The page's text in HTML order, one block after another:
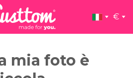
€
mia foto è